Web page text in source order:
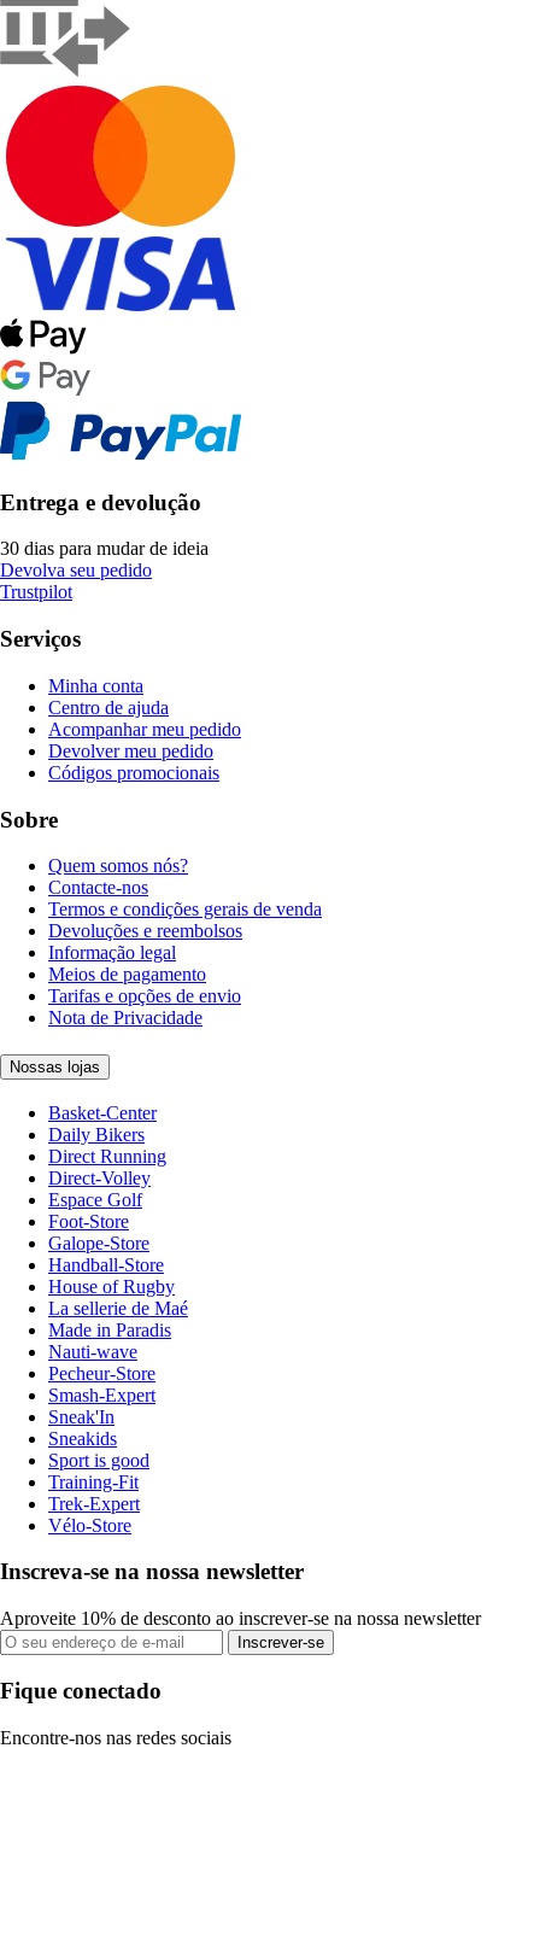
Entrega e devolução
30 dias para mudar de ideia
Devolva seu pedido
Trustpilot
Serviços
Minha conta
Centro de ajuda
Acompanhar meu pedido
Devolver meu pedido
Códigos promocionais
Sobre
Quem somos nós?
Contacte-nos
Termos e condições gerais de venda
Devoluções e reembolsos
Informação legal
Meios de pagamento
Tarifas e opções de envio
Nota de Privacidade
Nossas lojas
Basket-Center
Daily Bikers
Direct Running
Direct-Volley
Espace Golf
Foot-Store
Galope-Store
Handball-Store
House of Rugby
La sellerie de Maé
Made in Paradis
Nauti-wave
Pecheur-Store
Smash-Expert
Sneak'In
Sneakids
Sport is good
Training-Fit
Trek-Expert
Vélo-Store
Inscreva-se na nossa newsletter
Aproveite 10% de desconto ao inscrever-se na nossa newsletter
Inscrever-se
Fique conectado
Encontre-nos nas redes sociais